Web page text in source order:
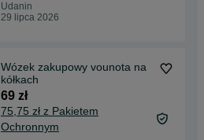
Udanin
29 lipca 2026
Wózek zakupowy vounota na
kółkach
69 zł
75,75 zł z Pakietem
Ochronnym